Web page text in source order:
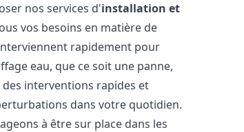
nos services d'installation et
vos besoins en matière de
rapidement pour
eau, que ce soit une panne,
interventions rapides et
dans votre quotidien.
à être sur place dans les